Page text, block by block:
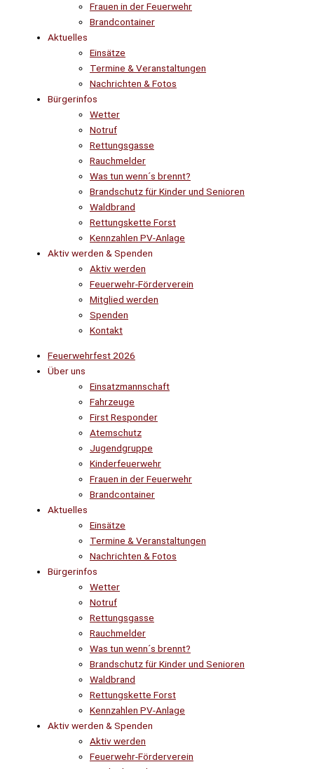
Frauen in der Feuerwehr
Brandcontainer
Aktuelles
Einsätze
Termine & Veranstaltungen
Nachrichten & Fotos
Bürgerinfos
Wetter
Notruf
Rettungsgasse
Rauchmelder
Was tun wenn´s brennt?
Brandschutz für Kinder und Senioren
Waldbrand
Rettungskette Forst
Kennzahlen PV-Anlage
Aktiv werden & Spenden
Aktiv werden
Feuerwehr-Förderverein
Mitglied werden
Spenden
Kontakt
Feuerwehrfest 2026
Über uns
Einsatzmannschaft
Fahrzeuge
First Responder
Atemschutz
Jugendgruppe
Kinderfeuerwehr
Frauen in der Feuerwehr
Brandcontainer
Aktuelles
Einsätze
Termine & Veranstaltungen
Nachrichten & Fotos
Bürgerinfos
Wetter
Notruf
Rettungsgasse
Rauchmelder
Was tun wenn´s brennt?
Brandschutz für Kinder und Senioren
Waldbrand
Rettungskette Forst
Kennzahlen PV-Anlage
Aktiv werden & Spenden
Aktiv werden
Feuerwehr-Förderverein